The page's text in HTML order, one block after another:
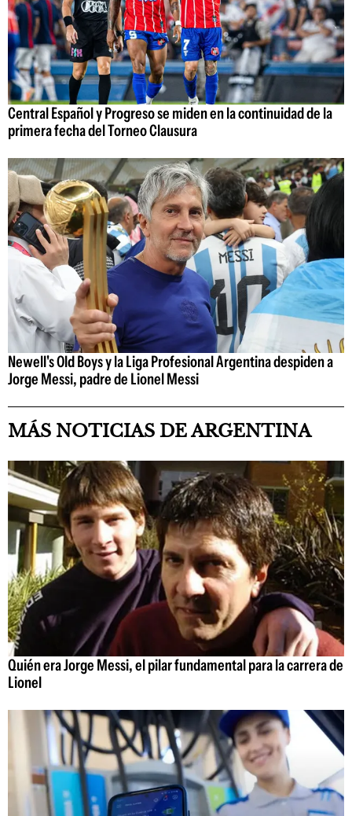
Central Español y Progreso se miden en la continuidad de la
primera fecha del Torneo Clausura
Newell's Old Boys y la Liga Profesional Argentina despiden a
Jorge Messi, padre de Lionel Messi
MÁS NOTICIAS DE ARGENTINA
Quién era Jorge Messi, el pilar fundamental para la carrera de
Lionel